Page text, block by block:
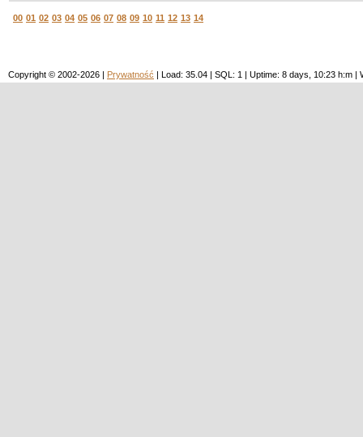
00 01 02 03 04 05 06 07 08 09 10 11 12 13 14
Copyright © 2002-2026 | Prywatność | Load: 35.04 | SQL: 1 | Uptime: 8 days, 10:23 h:m